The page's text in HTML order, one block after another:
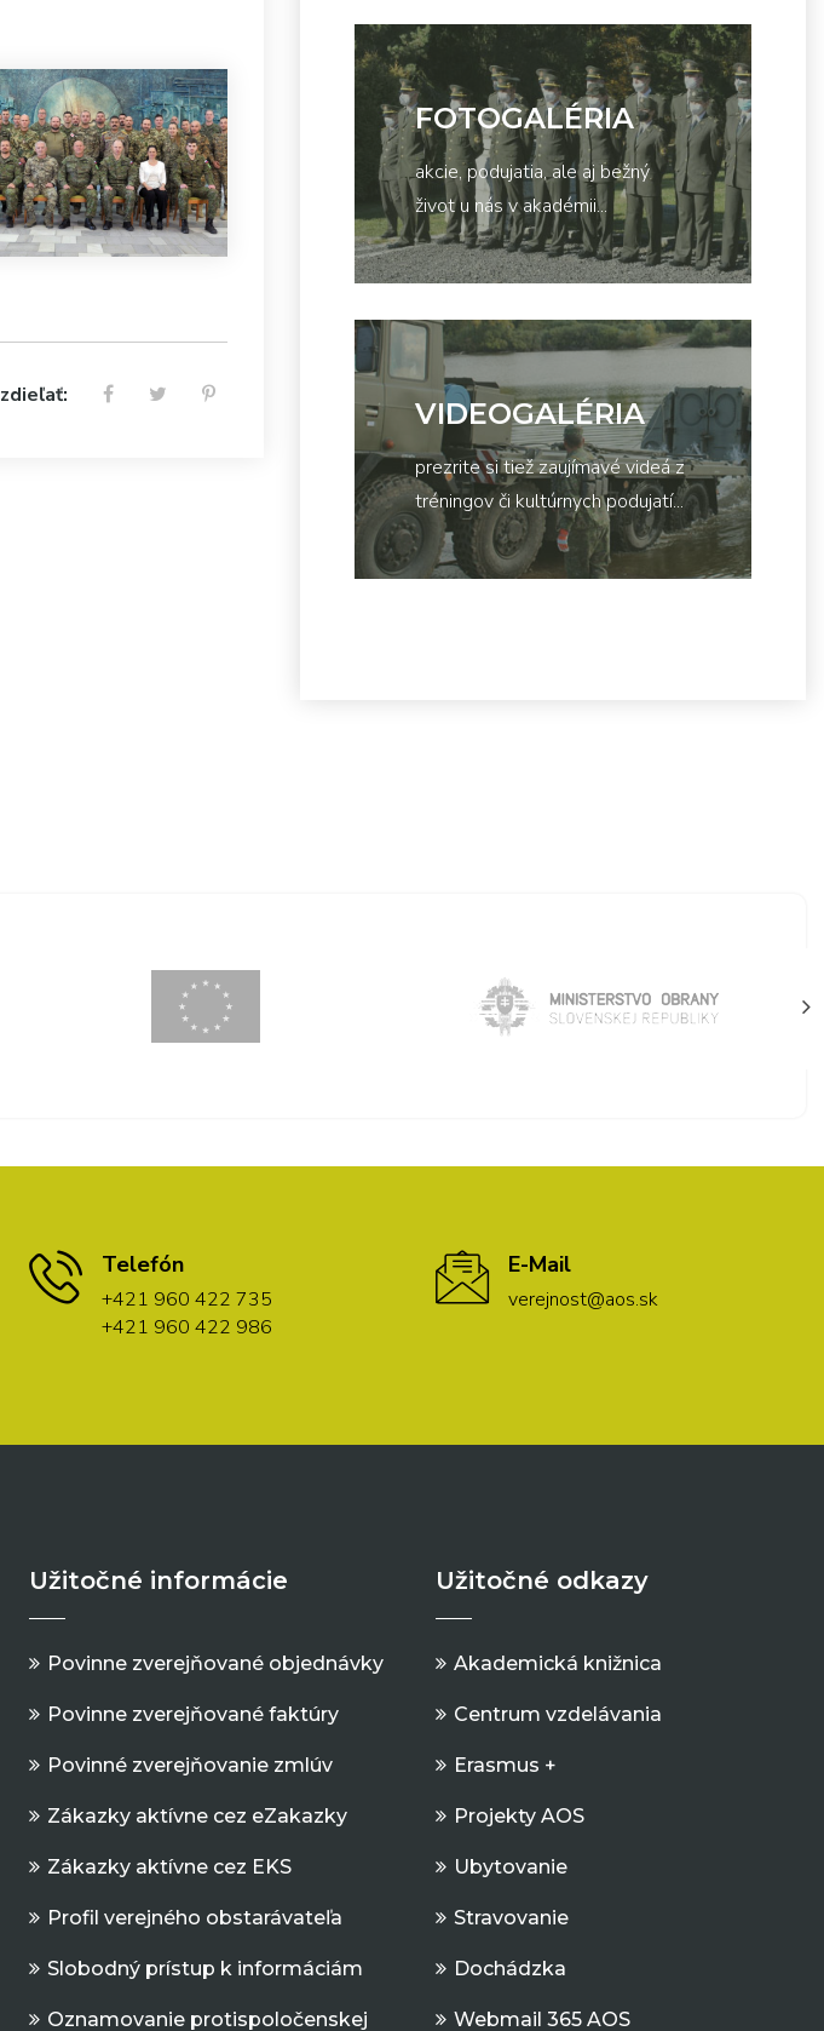
zdieľať:
FOTOGALÉRIA
akcie, podujatia, ale aj bežný
život u nás v akadémii...
VIDEOGALÉRIA
prezrite si tiež zaujímavé videá z
tréningov či kultúrnych podujatí...
Telefón
+421 960 422 735
+421 960 422 986
E-Mail
verejnost@aos.sk
Užitočné informácie
Povinne zverejňované objednávky
Povinne zverejňované faktúry
Povinné zverejňovanie zmlúv
Zákazky aktívne cez eZakazky
Zákazky aktívne cez EKS
Profil verejného obstarávateľa
Slobodný prístup k informáciám
Oznamovanie protispoločenskej
Užitočné odkazy
Akademická knižnica
Centrum vzdelávania
Erasmus +
Projekty AOS
Ubytovanie
Stravovanie
Dochádzka
Webmail 365 AOS